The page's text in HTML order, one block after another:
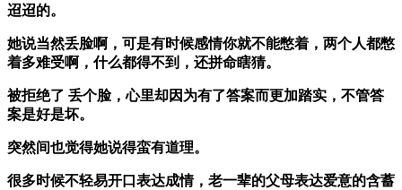
迢迢的。
她说当然丢脸啊，可是有时候感情你就不能憋着，两个人都憋
着多难受啊，什么都得不到，还拼命瞎猜。
被拒绝了 丢个脸，心里却因为有了答案而更加踏实，不管答
案是好是坏。
突然间也觉得她说得蛮有道理。
很多时候不轻易开口表达成情，老一辈的父母表达爱意的含蓄